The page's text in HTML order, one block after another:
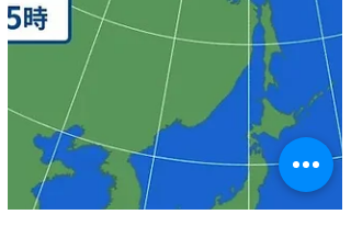
枚📸 水面を境に、空も青く、水中も青い。 湖ならでは
の静けさと透明感に包まれて、思わず深呼吸したくなる
ような景色でした😊 自然の中に身を置くと、忙しい毎
も少しだけリセットされる気がします🌿 今日も暑くなり
そうです💦 水分補給を忘れず、熱中症には十分お気を付
けください😊 それでは皆さま、今日も笑顔あふれる素
な一日になりますように✨